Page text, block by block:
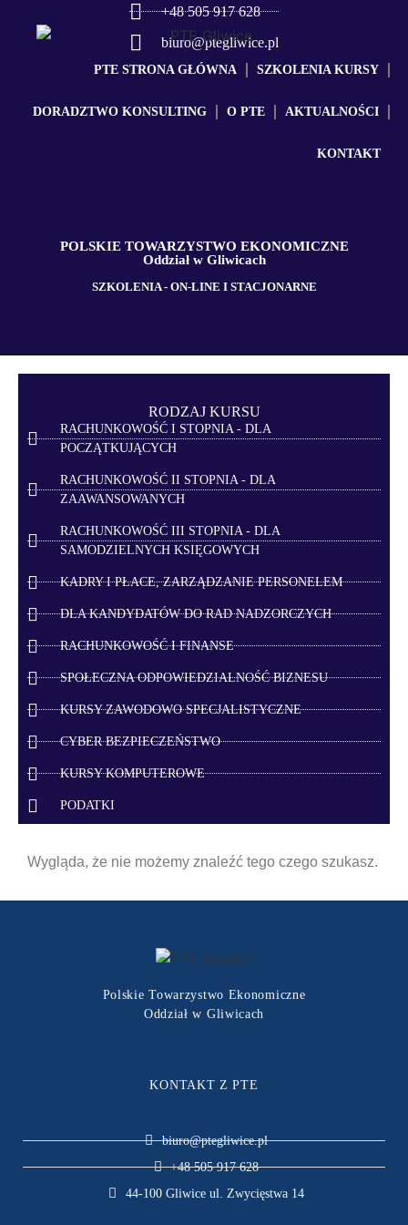
+48 505 917 628
biuro@ptegliwice.pl
PTE STRONA GŁÓWNA SZKOLENIA KURSY
DORADZTWO KONSULTING O PTE AKTUALNOŚCI
KONTAKT
POLSKIE TOWARZYSTWO EKONOMICZNE
Oddział w Gliwicach
SZKOLENIA - ON-LINE I STACJONARNE
RODZAJ KURSU
RACHUNKOWOŚĆ I STOPNIA - DLA
POCZĄTKUJĄCYCH
RACHUNKOWOŚĆ II STOPNIA - DLA
ZAAWANSOWANYCH
RACHUNKOWOŚĆ III STOPNIA - DLA
SAMODZIELNYCH KSIĘGOWYCH
KADRY I PŁACE, ZARZĄDZANIE PERSONELEM
DLA KANDYDATÓW DO RAD NADZORCZYCH
RACHUNKOWOŚĆ I FINANSE
SPOŁECZNA ODPOWIEDZIALNOŚĆ BIZNESU
KURSY ZAWODOWO SPECJALISTYCZNE
CYBER BEZPIECZEŃSTWO
KURSY KOMPUTEROWE
PODATKI
Wygląda, że nie możemy znaleźć tego czego szukasz.
Polskie Towarzystwo Ekonomiczne
Oddział w Gliwicach
KONTAKT Z PTE
biuro@ptegliwice.pl
+48 505 917 628
44-100 Gliwice ul. Zwycięstwa 14